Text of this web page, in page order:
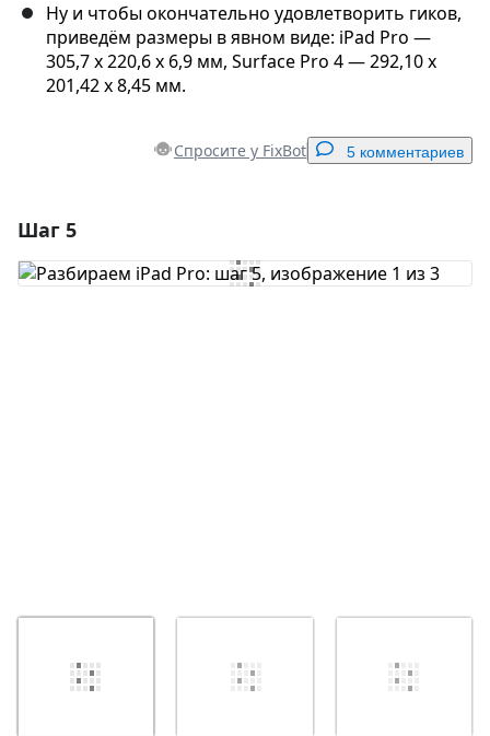
Ну и чтобы окончательно удовлетворить гиков,
приведём размеры в явном виде: iPad Pro —
305,7 x 220,6 x 6,9 мм, Surface Pro 4 — 292,10 x
201,42 x 8,45 мм.
Спросите у FixBot 5 комментариев
Добавить комментарий
Шаг 5